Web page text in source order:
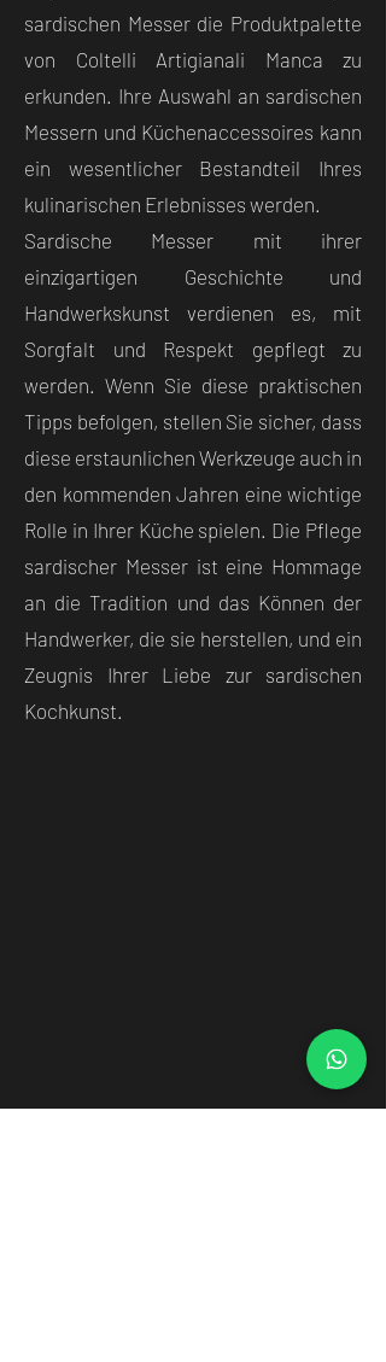
sardischen Messer die Produktpalette
von Coltelli Artigianali Manca zu
erkunden. Ihre Auswahl an sardischen
Messern und Küchenaccessoires kann
ein wesentlicher Bestandteil Ihres
kulinarischen Erlebnisses werden.
Sardische Messer mit ihrer
einzigartigen Geschichte und
Handwerkskunst verdienen es, mit
Sorgfalt und Respekt gepflegt zu
werden. Wenn Sie diese praktischen
Tipps befolgen, stellen Sie sicher, dass
diese erstaunlichen Werkzeuge auch in
den kommenden Jahren eine wichtige
Rolle in Ihrer Küche spielen. Die Pflege
sardischer Messer ist eine Hommage
an die Tradition und das Können der
Handwerker, die sie herstellen, und ein
Zeugnis Ihrer Liebe zur sardischen
Kochkunst.